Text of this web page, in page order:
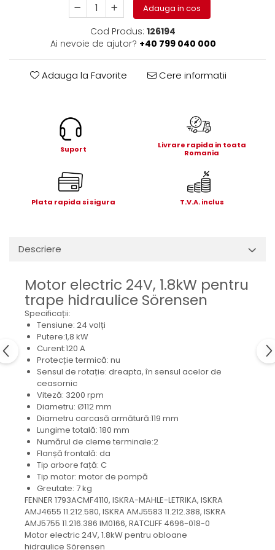
Role, bucse si bolturi
Bolturi, role si bucse
Cilindri si burdufe
Electrice
Mecanica
Electropompa si motoare
electrice
Burdufuri si cilindri hidraulici
Role, bucsi si bolturi
BEHRENS
Bolturi - role - bucse
Burdufe si cilindri
Mecanice
Electrice
Hidraulice
Motoare electrice si pompe
SÖRENSEN
Mecanice
Electrice
Hidraulice
Cilindri hidraulici si burdufe
Adauga in cos
Cod Produs: 126194
Ai nevoie de ajutor? +40 799 040 000
Adauga la Favorite Cere informatii
Suport
Livrare rapida in toata
Romania
Plata rapida si sigura T.V.A. inclus
Descriere
Motor electric 24V, 1.8kW pentru
trape hidraulice Sörensen
Specificații:
Tensiune: 24 volți
Putere:1,8 kW
Curent:120 A
Protecție termică: nu
Sensul de rotație: dreapta, în sensul acelor de
ceasornic
Viteză: 3200 rpm
Diametru: Ø112 mm
Diametru carcasă armătură:119 mm
Lungime totală: 180 mm
Numărul de cleme terminale:2
Flanșă frontală: da
Tip arbore față: C
Tip motor: motor de pompă
Greutate: 7 kg
FENNER 1793ACMF4110, ISKRA-MAHLE-LETRIKA, ISKRA
AMJ4655 11.212.580, ISKRA AMJ5583 11.212.388, ISKRA
AMJ5755 11.216.386 IM0166, RATCLIFF 4696-018-0
Motor electric 24V, 1.8kW pentru obloane
hidraulice Sörensen